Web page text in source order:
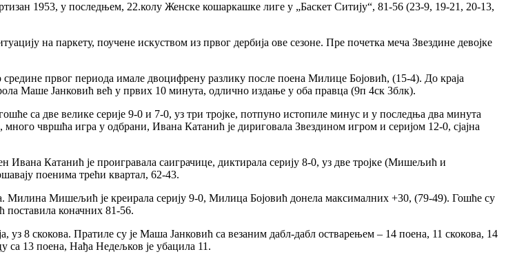
1953, у последњем, 22.колу Женске кошаркашке лиге у „Баскет Ситију“, 81-56 (23-9, 19-21, 20-13,
на паркету, поучене искуством из првог дербија ове сезоне. Пре почетка меча Звездине девојке
првог периода имале двоцифрену разлику после поена Милице Бојовић, (15-4). До краја
Маше Јанковић већ у првих 10 минута, одлично издање у оба правца (9п 4ск 3блк).
са две велике серије 9-0 и 7-0, уз три тројке, потпуно истопиле минус и у последња два минута
чвршћа игра у одбрани, Ивана Катанић је дириговала Звездином игром и серијом 12-0, сјајна
Катанић је проигравала саиграчице, диктирала серију 8-0, уз две тројке (Мишељић и
поенима трећи квартал, 62-43.
Милина Мишељић је креирала серију 9-0, Милица Бојовић донела максималних +30, (79-49). Гошће су
коначних 81-56.
8 скокова. Пратиле су је Маша Јанковић са везаним дабл-дабл остварењем – 14 поена, 11 скокова, 14
са 13 поена, Нађа Недељков је убацила 11.